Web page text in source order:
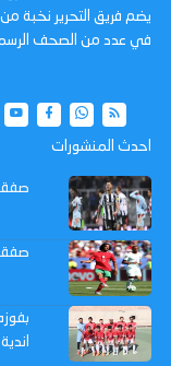
يضم فريق التحرير نخبة
في عدد من الصحف
احدث المنشورات